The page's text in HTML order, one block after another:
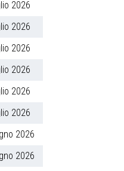
2026
2026
2026
2026
2026
2026
2026
2026